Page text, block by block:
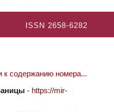
ISSN 2658-6282
к содержанию номера...
- https://mir-